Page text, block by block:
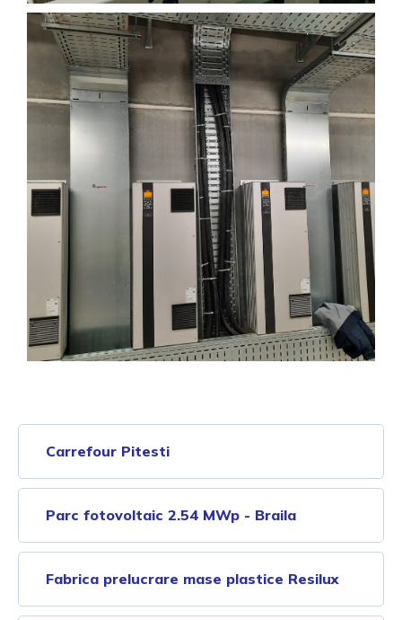
Carrefour Pitesti
Parc fotovoltaic 2.54 MWp - Braila
Fabrica prelucrare mase plastice Resilux